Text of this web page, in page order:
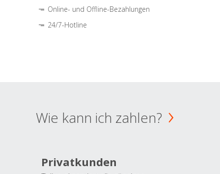
Online- und Offline-Bezahlungen
24/7-Hotline
Wie kann ich zahlen?
Privatkunden